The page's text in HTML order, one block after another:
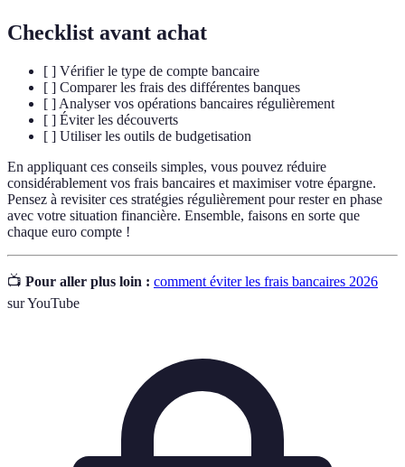
Checklist avant achat
[ ] Vérifier le type de compte bancaire
[ ] Comparer les frais des différentes banques
[ ] Analyser vos opérations bancaires régulièrement
[ ] Éviter les découverts
[ ] Utiliser les outils de budgetisation
En appliquant ces conseils simples, vous pouvez réduire
considérablement vos frais bancaires et maximiser votre épargne.
Pensez à revisiter ces stratégies régulièrement pour rester en phase
avec votre situation financière. Ensemble, faisons en sorte que
chaque euro compte !
📺 Pour aller plus loin : comment éviter les frais bancaires 2026
sur YouTube